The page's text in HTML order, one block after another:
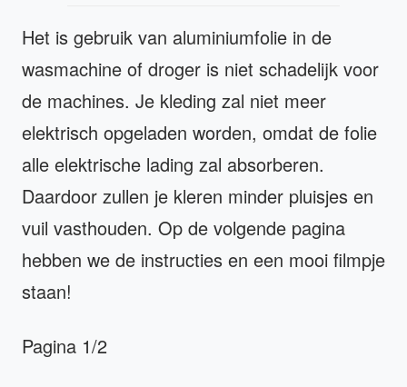
Het is gebruik van aluminiumfolie in de
wasmachine of droger is niet schadelijk voor
de machines. Je kleding zal niet meer
elektrisch opgeladen worden, omdat de folie
alle elektrische lading zal absorberen.
Daardoor zullen je kleren minder pluisjes en
vuil vasthouden. Op de volgende pagina
hebben we de instructies en een mooi filmpje
staan!
Pagina 1/2